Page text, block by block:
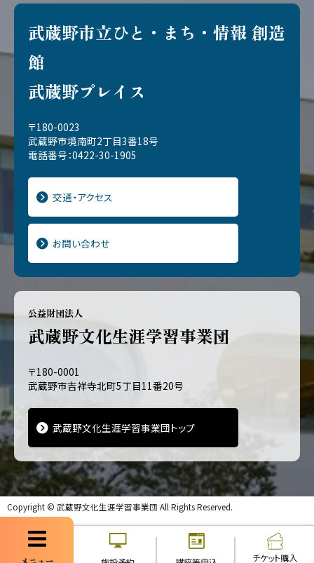
メニュー チケット購入
武蔵野市立ひと・まち・情報 創造
館
武蔵野プレイス
〒180-0023
武蔵野市境南町2丁目3番18号
電話番号：0422-30-1905
交通・アクセス
お問い合わせ
公益財団法人
武蔵野文化生涯学習事業団
〒180-0001
武蔵野市吉祥寺北町5丁目11番20号
武蔵野文化生涯学習事業団トップ
Copyright © 武蔵野文化生涯学習事業団 All Rights Reserved.